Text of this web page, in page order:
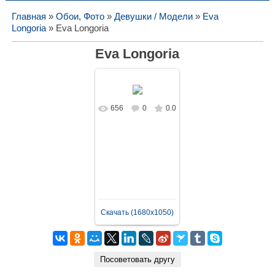
Главная » Обои, Фото» Девушки / Модели» Eva
Longoria» Eva Longoria
Eva Longoria
В реальном
656 0 0.0
Скачать (1680x1050)